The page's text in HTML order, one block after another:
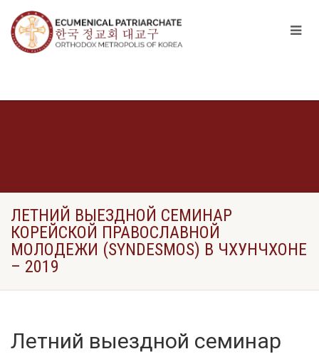
ЛЕТНИЙ ВЫЕЗДНОЙ СЕМИНАР
КОРЕЙСКОЙ ПРАВОСЛАВНОЙ
МОЛОДЕЖИ (SYNDESMOS) В ЧХУНЧХОНЕ
– 2019
Летний выездной семинар